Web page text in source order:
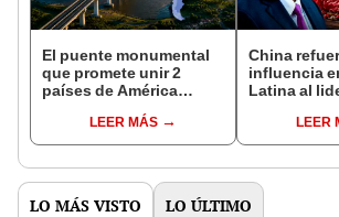
El puente monumental
que promete unir 2
países de América
ancho del mundo por
más de US$300
LEER MÁS
China
influencia
Latina al
país de la
más de
LEER
LO MÁS VISTO LO ÚLTIMO